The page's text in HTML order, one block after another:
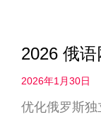
2026 俄
2026年1月30日
优化俄罗斯